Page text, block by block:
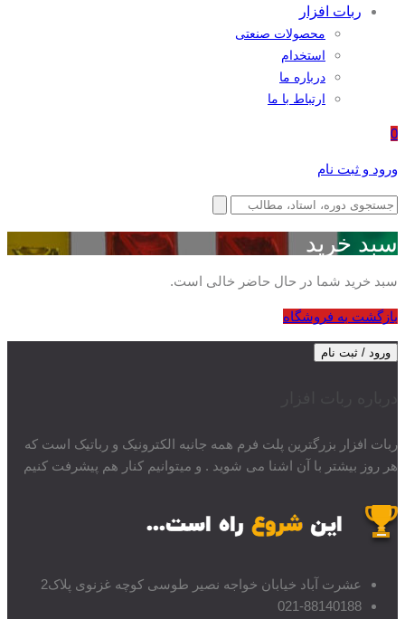
ربات افزار
محصولات صنعتی
استخدام
درباره ما
ارتباط با ما
0
ورود و ثبت نام
سبد خرید
سبد خرید شما در حال حاضر خالی است.
بازگشت به فروشگاه
ورود / ثبت نام
ربات افزار بزرگترین پلت فرم همه جانبه الکترونیک و رباتیک است که
هر روز بیشتر با آن اشنا می شوید . و میتوانیم کنار هم پیشرفت کنیم
عشرت آباد خیابان خواجه نصیر طوسی کوچه غزنوی پلاک2
021-88140188